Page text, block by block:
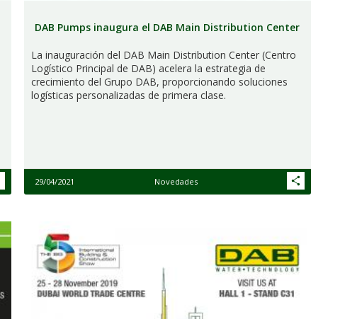
DAB Pumps inaugura el DAB Main Distribution Center
La inauguración del DAB Main Distribution Center (Centro
Logístico Principal de DAB) acelera la estrategia de
crecimiento del Grupo DAB, proporcionando soluciones
logísticas personalizadas de primera clase.
29/04/2021 Novedades